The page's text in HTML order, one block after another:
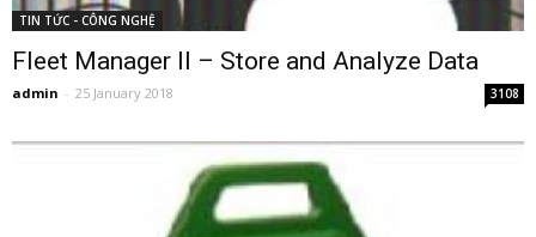
TIN TỨC - CÔNG NGHỆ
Fleet Manager II – Store and Analyze Data
admin - 25 January 2018 3108